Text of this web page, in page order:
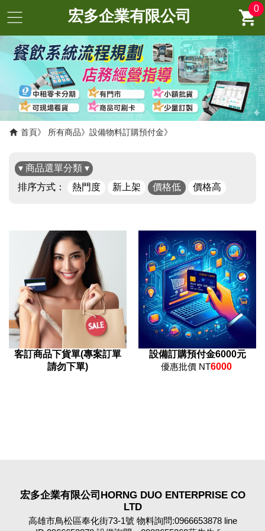
宏多企業有限公司 0
首頁 所有商品 設備物料訂購預付金
▾ 商品選單分類 ▾
排序方式：
熱門度 新上架 價格低 價格高
客訂商品下貨單(專案訂單
請勿下單)
設備訂購預付金6000元
優惠批價 NT6000
宏多企業有限公司HORNG DUO ENTERPRISE CO
LTD
高雄市鳥松區奉化街73-1號 物料詢問:0966653878 line